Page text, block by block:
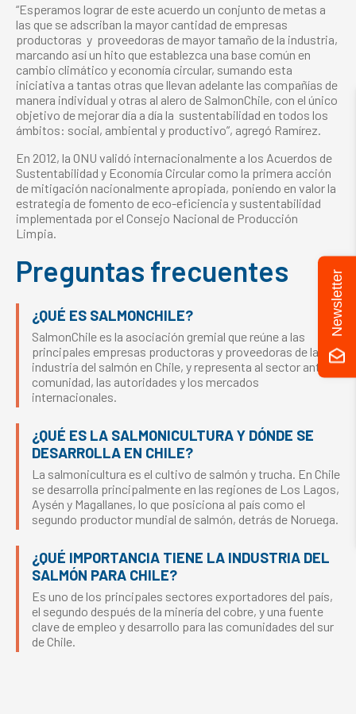
“Esperamos lograr de este acuerdo un conjunto de metas a
las que se adscriban la mayor cantidad de empresas
productoras y proveedoras de mayor tamaño de la industria,
marcando así un hito que establezca una base común en
cambio climático y economía circular, sumando esta
iniciativa a tantas otras que llevan adelante las compañías de
manera individual y otras al alero de SalmonChile, con el único
objetivo de mejorar día a día la sustentabilidad en todos los
ámbitos: social, ambiental y productivo”, agregó Ramírez.
En 2012, la ONU validó internacionalmente a los Acuerdos de
Sustentabilidad y Economía Circular como la primera acción
de mitigación nacionalmente apropiada, poniendo en valor la
estrategia de fomento de eco-eficiencia y sustentabilidad
implementada por el Consejo Nacional de Producción
Limpia.
Preguntas frecuentes
¿QUÉ ES SALMONCHILE?
SalmonChile es la asociación gremial que reúne a las
principales empresas productoras y proveedoras de la
industria del salmón en Chile, y representa al sector ante la
comunidad, las autoridades y los mercados
internacionales.
¿QUÉ ES LA SALMONICULTURA Y DÓNDE SE
DESARROLLA EN CHILE?
La salmonicultura es el cultivo de salmón y trucha. En Chile
se desarrolla principalmente en las regiones de Los Lagos,
Aysén y Magallanes, lo que posiciona al país como el
segundo productor mundial de salmón, detrás de Noruega.
¿QUÉ IMPORTANCIA TIENE LA INDUSTRIA DEL
SALMÓN PARA CHILE?
Es uno de los principales sectores exportadores del país,
el segundo después de la minería del cobre, y una fuente
clave de empleo y desarrollo para las comunidades del sur
de Chile.
Newsletter